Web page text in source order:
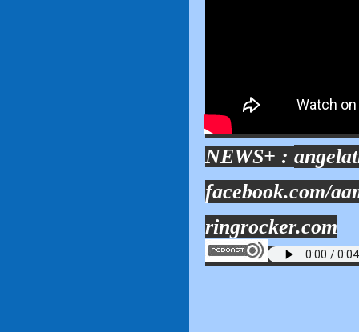
NEWS+ :
facebook.com/
ringrocker.com